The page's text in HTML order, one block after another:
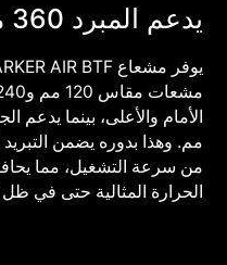
يدعم المبرد 360 ملم
مم. وهذا بدوره يضمن
من سرعة التشغيل، مما
الحرارة المثالية حتى في ظل